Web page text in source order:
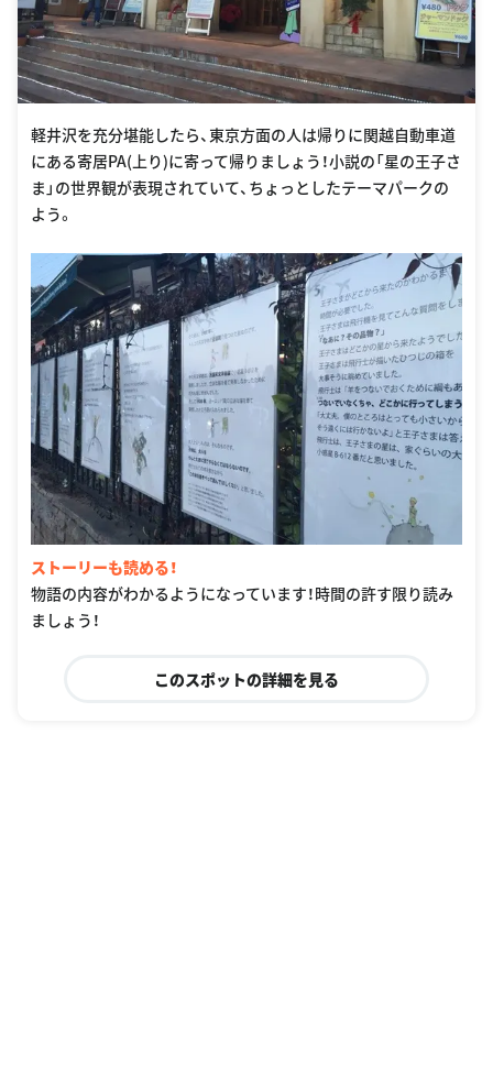
軽井沢を充分堪能したら、東京方面の人は帰りに関越自動車道
にある寄居PA(上り)に寄って帰りましょう！小説の「星の王子さ
ま」の世界観が表現されていて、ちょっとしたテーマパークの
よう。
ストーリーも読める！
物語の内容がわかるようになっています！時間の許す限り読み
ましょう！
このスポットの詳細を見る